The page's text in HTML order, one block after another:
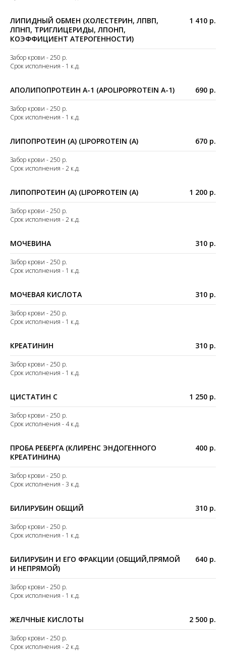
ЛИПИДНЫЙ ОБМЕН (ХОЛЕСТЕРИН, ЛПВП,
ЛПНП, ТРИГЛИЦЕРИДЫ, ЛПОНП,
КОЭФФИЦИЕНТ АТЕРОГЕННОСТИ)
1 410 р.
Забор крови - 250 р.
Срок исполнения - 1 к.д.
АПОЛИПОПРОТЕИН A-1 (APOLIPOPROTEIN A-1) 690 р.
Забор крови - 250 р.
Срок исполнения - 1 к.д.
ЛИПОПРОТЕИН (A) (LIPOPROTEIN (A) 670 р.
Забор крови - 250 р.
Срок исполнения - 2 к.д.
ЛИПОПРОТЕИН (A) (LIPOPROTEIN (A) 1 200 р.
Забор крови - 250 р.
Срок исполнения - 2 к.д.
МОЧЕВИНА 310 р.
Забор крови - 250 р.
Срок исполнения - 1 к.д.
МОЧЕВАЯ КИСЛОТА 310 р.
Забор крови - 250 р.
Срок исполнения - 1 к.д.
КРЕАТИНИН 310 р.
Забор крови - 250 р.
Срок исполнения - 1 к.д.
ЦИСТАТИН С 1 250 р.
Забор крови - 250 р.
Срок исполнения - 4 к.д.
ПРОБА РЕБЕРГА (КЛИРЕНС ЭНДОГЕННОГО
КРЕАТИНИНА)
400 р.
Забор крови - 250 р.
Срок исполнения - 3 к.д.
БИЛИРУБИН ОБЩИЙ 310 р.
Забор крови - 250 р.
Срок исполнения - 1 к.д.
БИЛИРУБИН И ЕГО ФРАКЦИИ (ОБЩИЙ,ПРЯМОЙ
И НЕПРЯМОЙ)
640 р.
Забор крови - 250 р.
Срок исполнения - 1 к.д.
ЖЕЛЧНЫЕ КИСЛОТЫ 2 500 р.
Забор крови - 250 р.
Срок исполнения - 2 к.д.